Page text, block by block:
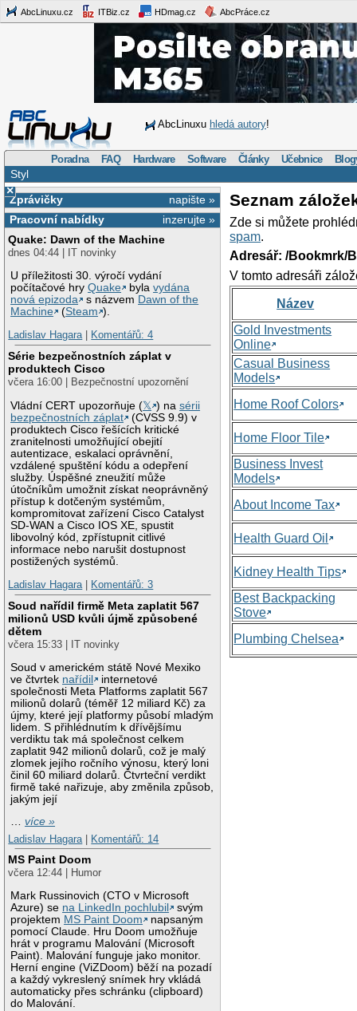
AbcLinuxu.cz ITBiz.cz HDmag.cz AbcPráce.cz
AbcLinuxu hledá autory!
Poradna FAQ Hardware Software Články Učebnice
Styl
×
napište »
Zprávičky
inzerujte »
Pracovní nabídky
Quake: Dawn of the Machine
dnes 04:44 | IT novinky
U příležitosti 30. výročí vydání
počítačové hryQuake bylavydána
nová epizoda
s názvem Dawn of the
Machine
(Steam ).
Ladislav Hagara| Komentářů: 4
Série bezpečnostních záplat v
produktech Cisco
včera 16:00 | Bezpečnostní upozornění
Vládní CERT upozorňuje (𝕏 ) nasérii
bezpečnostních záplat
(CVSS 9.9) v
produktech Cisco řešících kritické
zranitelnosti umožňující obejití
autentizace, eskalaci oprávnění,
vzdálené spuštění kódu a odepření
služby. Úspěšné zneužití může
útočníkům umožnit získat neoprávněný
přístup k dotčeným systémům,
kompromitovat zařízení Cisco Catalyst
SD-WAN a Cisco IOS XE, spustit
libovolný kód, zpřístupnit citlivé
informace nebo narušit dostupnost
postižených systémů.
Ladislav Hagara| Komentářů: 3
Soud nařídil firmě Meta zaplatit 567
milionů USD kvůli újmě způsobené
dětem
včera 15:33 | IT novinky
Soud v americkém státě Nové Mexiko
ve čtvrtek nařídil
internetové
společnosti Meta Platforms zaplatit 567
milionů dolarů (téměř 12 miliard Kč) za
újmy, které její platformy působí mladým
lidem. S přihlédnutím k dřívějšímu
verdiktu tak má společnost celkem
zaplatit 942 milionů dolarů, což je malý
zlomek jejího ročního výnosu, který loni
činil 60 miliard dolarů. Čtvrteční verdikt
firmě také nařizuje, aby změnila způsob,
jakým její
…více »
Ladislav Hagara
Komentářů: 14
MS Paint Doom
včera 12:44 | Humor
Mark Russinovich (CTO v Microsoft
Azure) se na LinkedIn pochlubil
svým
projektem MS Paint Doom
napsaným
pomocí Claude. Hru Doom umožňuje
hrát v programu Malování (Microsoft
Paint). Malování funguje jako monitor.
Herní engine (ViZDoom) běží na pozadí
a každý vykreslený snímek hry vkládá
automaticky přes schránku (clipboard)
do Malování.
Seznam
Zde si můžete
spam.
Adresář: /Bookmrk/
V tomto adresáři
Název
Gold Investments
Online
Casual Business
Models
Home Roof Colors
Home Floor Tile
Business Invest
Models
About Income Tax
Health Guard Oil
Kidney Health Tips
Best Backpacking
Stove
Plumbing Chelsea